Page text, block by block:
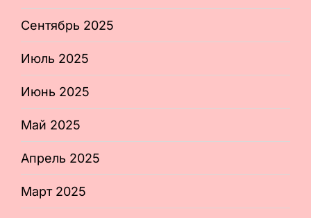
Сентябрь 2025
Июль 2025
Июнь 2025
Май 2025
Апрель 2025
Март 2025